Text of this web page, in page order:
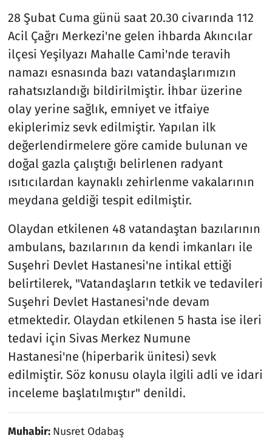
28 Şubat Cuma günü saat 20.30 civarında 112
Acil Çağrı Merkezi'ne gelen ihbarda Akıncılar
ilçesi Yeşilyazı Mahalle Cami'nde teravih
namazı esnasında bazı vatandaşlarımızın
rahatsızlandığı bildirilmiştir. İhbar üzerine
olay yerine sağlık, emniyet ve itfaiye
ekiplerimiz sevk edilmiştir. Yapılan ilk
değerlendirmelere göre camide bulunan ve
doğal gazla çalıştığı belirlenen radyant
ısıtıcılardan kaynaklı zehirlenme vakalarının
meydana geldiği tespit edilmiştir.
Olaydan etkilenen 48 vatandaştan bazılarının
ambulans, bazılarının da kendi imkanları ile
Suşehri Devlet Hastanesi'ne intikal ettiği
belirtilerek, "Vatandaşların tetkik ve tedavileri
Suşehri Devlet Hastanesi'nde devam
etmektedir. Olaydan etkilenen 5 hasta ise ileri
tedavi için Sivas Merkez Numune
Hastanesi'ne (hiperbarik ünitesi) sevk
edilmiştir. Söz konusu olayla ilgili adli ve idari
inceleme başlatılmıştır" denildi.
Muhabir: Nusret Odabaş